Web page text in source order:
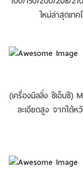
ใหม่ล่าสุดเท
(เครื่องมิลลิ่ง ซีเอ็นซี)
ละเอียดสูง จากไต้ห